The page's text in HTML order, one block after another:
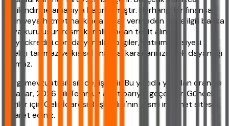
bilgilendirme amacıyla hazırlanmıştır. Herhangi bir finansal
ürün veya hizmet hakkında karar vermeden önce ilgili banka
veya kuruluşun resmi kanallarından teyit alın.
ihtiyackredisi.com'da yer alan bilgiler, yatırım tavsiyesi
niteliği taşımaz ve kişisel finansal kararlarınızın tek dayanağı
olamaz.
Vergi mevzuatı sık sık değişebilir. Bu yazıda yer alan oran ve
tutarlar, 2026 yılı Temmuz ayı itibarıyla geçerlidir. Güncel
bilgiler için Gelir İdaresi Başkanlığı'nın resmi internet sitesini
ziyaret ediniz.